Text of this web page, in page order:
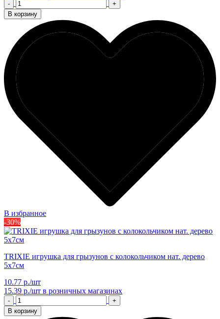
-
+
В корзину
В избранное
-30%
TRIXIE игрушка для грызунов с колокольчиком нат. дерево
5х7см
10.77 р./шт
15.39 р./шт в розничных магазинах
-
+
В корзину